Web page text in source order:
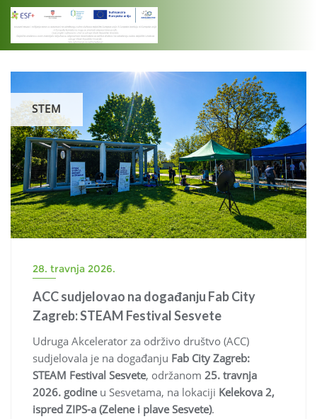
Skip
content
STEM
28. travnja 2026.
ACC sudjelovao na događanju Fab City
Zagreb: STEAM Festival Sesvete
Udruga Akcelerator za održivo društvo (ACC)
sudjelovala je na događanju Fab City Zagreb:
STEAM Festival Sesvete, održanom 25. travnja
2026. godineu Sesvetama, na lokaciji Kelekova 2,
ispred ZIPS-a (Zelene i plave Sesvete).